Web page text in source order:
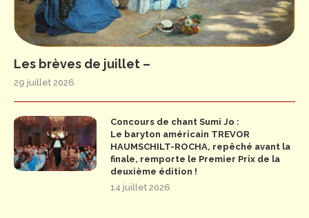
Les brèves de juillet –
29 juillet 2026
Concours de chant Sumi Jo :
Le baryton américain TREVOR
HAUMSCHILT-ROCHA, repêché avant la
finale, remporte le Premier Prix de la
deuxième édition !
14 juillet 2026